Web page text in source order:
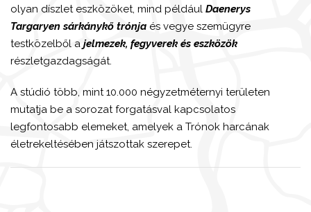
olyan díszlet eszközöket, mind például Daenerys
Targaryen sárkánykő trónja és vegye szemügyre
testközelből a jelmezek, fegyverek és eszközök
részletgazdagságát.
A stúdió több, mint 10.000 négyzetméternyi területen
mutatja be a sorozat forgatásval kapcsolatos
legfontosabb elemeket, amelyek a Trónok harcának
életrekeltésében játszottak szerepet.